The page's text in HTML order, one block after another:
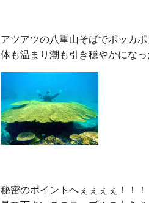
アツアツの八重山そばでポッカポ
秘密のポイントへぇぇぇぇ！！！